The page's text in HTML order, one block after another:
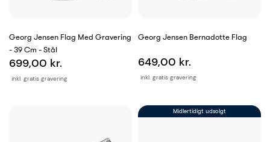
Georg Jensen Flag Med Gravering
- 39 Cm - Stål
inkl. gratis gravering
699,00 kr.
Georg Jensen Bernadotte Flag
inkl. gratis gravering
649,00 kr.
Midlertidigt udsolgt